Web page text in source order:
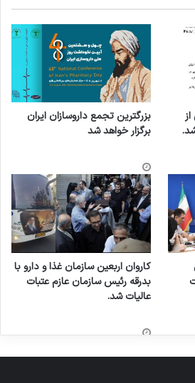
بزرگترین تجمع داروسازان ایران
برگزار خواهد شد
کاروان اربعین سازمان غذا و دارو با
بدرقه رئیس سازمان عازم عتبات
عالیات شد.